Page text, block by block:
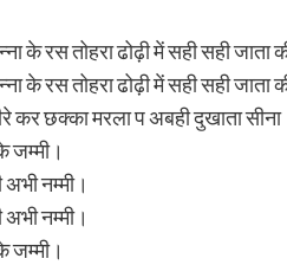
के रस तोहरा ढोढ़ी में सही सही जाता
के रस तोहरा ढोढ़ी में सही सही जाता
कर छक्का मरला प अबही दुखाता
जम्मी।
अभी नम्मी।
अभी नम्मी।
जम्मी।